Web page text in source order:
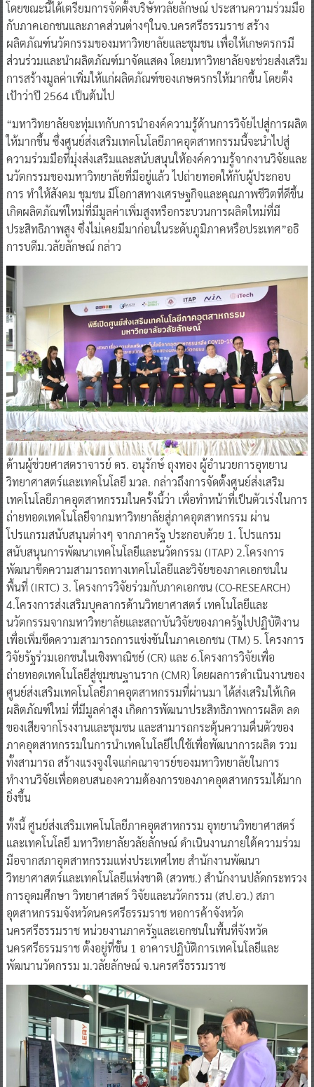
โดยขณะนี้ได้เตรียมการจัดตั้งบริษัทวลัยลักษณ์ ประสานความร่วมมือ
กับภาคเอกชนและภาคส่วนต่างๆในจ.นครศรีธรรมราช สร้าง
ผลิตภัณฑ์นวัตกรรมของมหาวิทยาลัยและชุมชน เพื่อให้เกษตรกรมี
ส่วนร่วมและนำผลิตภัณฑ์มาจัดแสดง โดยมหาวิทยาลัยจะช่วยส่งเสริม
การสร้างมูลค่าเพิ่มให้แก่ผลิตภัณฑ์ของเกษตรกรให้มากขึ้น โดยตั้ง
เป้าว่าปี 2564 เป็นต้นไป
“มหาวิทยาลัยจะทุ่มเทกับการนำองค์ความรู้ด้านการวิจัยไปสู่การผลิต
ให้มากขึ้น ซึ่งศูนย์ส่งเสริมเทคโนโลยีภาคอุตสาหกรรมนี้จะนำไปสู่
ความร่วมมือที่มุ่งส่งเสริมและสนับสนุนให้องค์ความรู้จากงานวิจัยและ
นวัตกรรมของมหาวิทยาลัยที่มีอยู่แล้ว ไปถ่ายทอดให้กับผู้ประกอบ
การ ทำให้สังคม ชุมชน มีโอกาสทางเศรษฐกิจและคุณภาพชีวิตที่ดีขึ้น
เกิดผลิตภัณฑ์ใหม่ที่มีมูลค่าเพิ่มสูงหรือกระบวนการผลิตใหม่ที่มี
ประสิทธิภาพสูง ซึ่งไม่เคยมีมาก่อนในระดับภูมิภาคหรือประเทศ”อธิ
การบดีม.วลัยลักษณ์ กล่าว
ด้านผู้ช่วยศาสตราจารย์ ดร. อนุรักษ์ ถุงทอง ผู้อำนวยการอุทยาน
วิทยาศาสตร์และเทคโนโลยี มวล. กล่าวถึงการจัดตั้งศูนย์ส่งเสริม
เทคโนโลยีภาคอุตสาหกรรมในครั้งนี้ว่า เพื่อทำหน้าที่เป็นตัวเร่งในการ
ถ่ายทอดเทคโนโลยีจากมหาวิทยาลัยสู่ภาคอุตสาหกรรม ผ่าน
โปรแกรมสนับสนุนต่างๆ จากภาครัฐ ประกอบด้วย 1. โปรแกรม
สนับสนุนการพัฒนาเทคโนโลยีและนวัตกรรม (ITAP) 2.โครงการ
พัฒนาขีดความสามารถทางเทคโนโลยีและวิจัยของภาคเอกชนใน
พื้นที่ (IRTC) 3. โครงการวิจัยร่วมกับภาคเอกชน (CO-RESEARCH)
4.โครงการส่งเสริมบุคลากรด้านวิทยาศาสตร์ เทคโนโลยีและ
นวัตกรรมจากมหาวิทยาลัยและสถาบันวิจัยของภาครัฐไปปฏิบัติงาน
เพื่อเพิ่มขีดความสามารถการแข่งขันในภาคเอกชน (TM) 5. โครงการ
วิจัยรัฐร่วมเอกชนในเชิงพาณิชย์ (CR) และ 6.โครงการวิจัยเพื่อ
ถ่ายทอดเทคโนโลยีสู่ชุมชนฐานราก (CMR) โดยผลการดำเนินงานของ
ศูนย์ส่งเสริมเทคโนโลยีภาคอุตสาหกรรมที่ผ่านมา ได้ส่งเสริมให้เกิด
ผลิตภัณฑ์ใหม่ ที่มีมูลค่าสูง เกิดการพัฒนาประสิทธิภาพการผลิต ลด
ของเสียจากโรงงานและชุมชน และสามารถกระตุ้นความตื่นตัวของ
ภาคอุตสาหกรรมในการนำเทคโนโลยีไปใช้เพื่อพัฒนาการผลิต รวม
ทั้งสามารถ สร้างแรงจูงใจแก่คณาจารย์ของมหาวิทยาลัยในการ
ทำงานวิจัยเพื่อตอบสนองความต้องการของภาคอุตสาหกรรมได้มาก
ยิ่งขึ้น
ทั้งนี้ ศูนย์ส่งเสริมเทคโนโลยีภาคอุตสาหกรรม อุทยานวิทยาศาสตร์
และเทคโนโลยี มหาวิทยาลัยวลัยลักษณ์ ดำเนินงานภายใต้ความร่วม
มือจากสภาอุตสาหกรรมแห่งประเทศไทย สำนักงานพัฒนา
วิทยาศาสตร์และเทคโนโลยีแห่งชาติ (สวทช.) สำนักงานปลัดกระทรวง
การอุดมศึกษา วิทยาศาสตร์ วิจัยและนวัตกรรม (สป.อว.) สภา
อุตสาหกรรมจังหวัดนครศรีธรรมราช หอการค้าจังหวัด
นครศรีธรรมราช หน่วยงานภาครัฐและเอกชนในพื้นที่จังหวัด
นครศรีธรรมราช ตั้งอยู่ที่ชั้น 1 อาคารปฏิบัติการเทคโนโลยีและ
พัฒนานวัตกรรม ม.วลัยลักษณ์ จ.นครศรีธรรมราช